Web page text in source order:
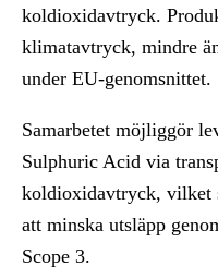
koldioxidavtryck.
klimatavtryck, mindre
under EU‑genomsnittet.
Samarbetet möjliggör
Sulphuric Acid via
koldioxidavtryck, vilket
att minska utsläpp
Scope 3.